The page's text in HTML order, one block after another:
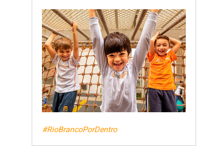
#RioBrancoPorDentro